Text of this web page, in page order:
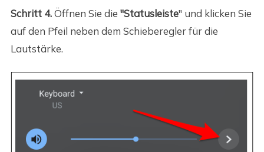
Schritt 4.Öffnen Sie die "Statusleiste" und klicken Sie
auf den Pfeil neben dem Schieberegler für die
Lautstärke.